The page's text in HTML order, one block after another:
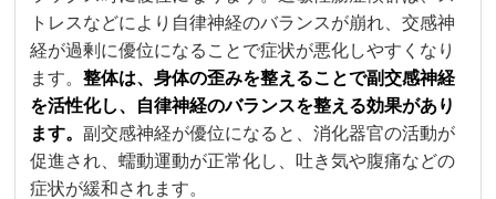
トレスなどにより自律神経のバランスが崩れ、交感神
経が過剰に優位になることで症状が悪化しやすくなり
ます。整体は、身体の歪みを整えることで副交感神経
を活性化し、自律神経のバランスを整える効果があり
ます。副交感神経が優位になると、消化器官の活動が
促進され、蠕動運動が正常化し、吐き気や腹痛などの
症状が緩和されます。